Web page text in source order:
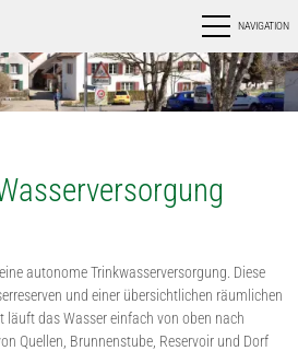
NAVIGATION
autonome Trinkwasserversorgung. Diese
und einer übersichtlichen räumlichen
läuft das Wasser einfach von oben nach
Quellen, Brunnenstube, Reservoir und Dorf